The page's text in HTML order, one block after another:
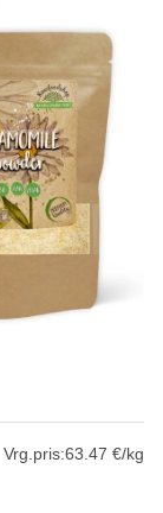
Vrg.pris:63.47 €/kg